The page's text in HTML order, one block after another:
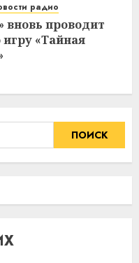
радио
вновь проводит
«Тайная